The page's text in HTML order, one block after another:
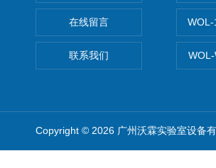
在线留言
联系我们
WOL-
Copyright © 2026 广州沃霖实验室设备